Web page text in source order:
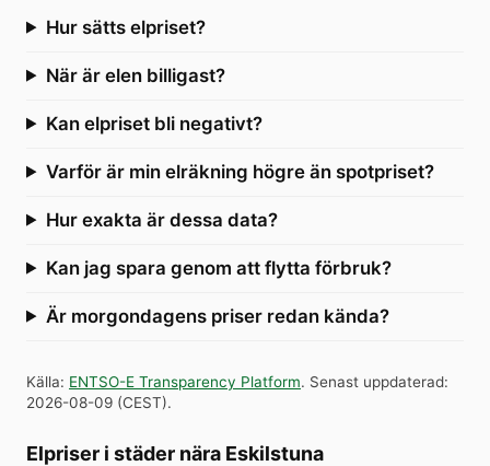
Hur sätts elpriset?
När är elen billigast?
Kan elpriset bli negativt?
Varför är min elräkning högre än spotpriset?
Hur exakta är dessa data?
Kan jag spara genom att flytta förbruk?
Är morgondagens priser redan kända?
Källa: ENTSO-E Transparency Platform. Senast uppdaterad:
2026-08-09 (CEST).
Elpriser i städer nära Eskilstuna